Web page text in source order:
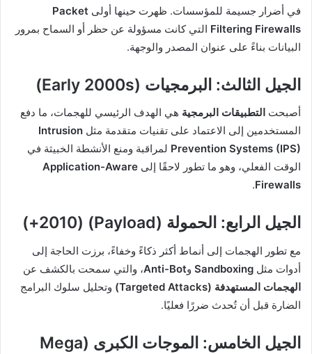
في أضرار جسيمة للمؤسسات. ظهرت حينها أولى Packet
Filtering Firewalls التي كانت مسؤولة عن حظر أو السماح بمرور
البيانات بناءً على عنوان المصدر والوجهة.
الجيل الثالث: البرمجيات (Early 2000s)
أصبحت التطبيقات البرمجية هي الهدف الرئيسي للهجمات، ما دفع
المستخدمين إلى الاعتماد على تقنيات متقدمة مثل Intrusion
Prevention Systems (IPS) لمراقبة ومنع الأنشطة الخبيثة في
الوقت الفعلي، وهو ما تطور لاحقًا إلى Application-Aware
Firewalls
.
الجيل الرابع: الحمولة (Payload) (2010+)
مع تطور الهجمات إلى أنماط أكثر ذكاءً وخفاءً، برزت الحاجة إلى
أدوات مثل Sandboxing وAnti-Bot، والتي سمحت بالكشف عن
الهجمات المستهدفة (Targeted Attacks)
وتحليل سلوك البرامج
الضارة قبل أن تُحدث ضررًا فعليًا.
الجيل الخامس: الموجات الكبرى (Mega